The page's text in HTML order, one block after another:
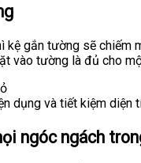
kệ gắn tường sẽ chiếm
vào tường là đủ cho
dụng và tiết kiệm diện
ngóc ngách